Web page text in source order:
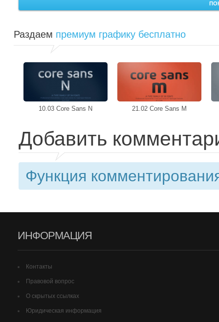
Раздаем премиум графику бесплатно
10.03 Core Sans N 21.02 Core Sans M
Добавить
Функция
ИНФОРМАЦИЯ
Контакты
Правовой вопрос
О скрытых ссылках
Юридическая информация